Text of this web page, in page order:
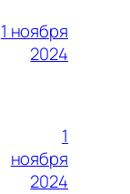
1 ноября
2024
1
ноября
2024